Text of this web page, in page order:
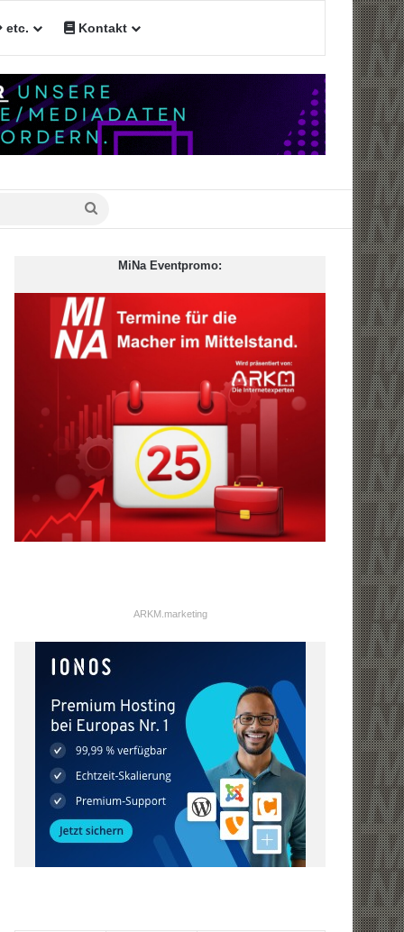
etc. Kontakt
MiNa Eventpromo:
ARKM.marketing